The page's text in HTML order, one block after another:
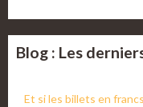
Blog : Les
Et si les billets en